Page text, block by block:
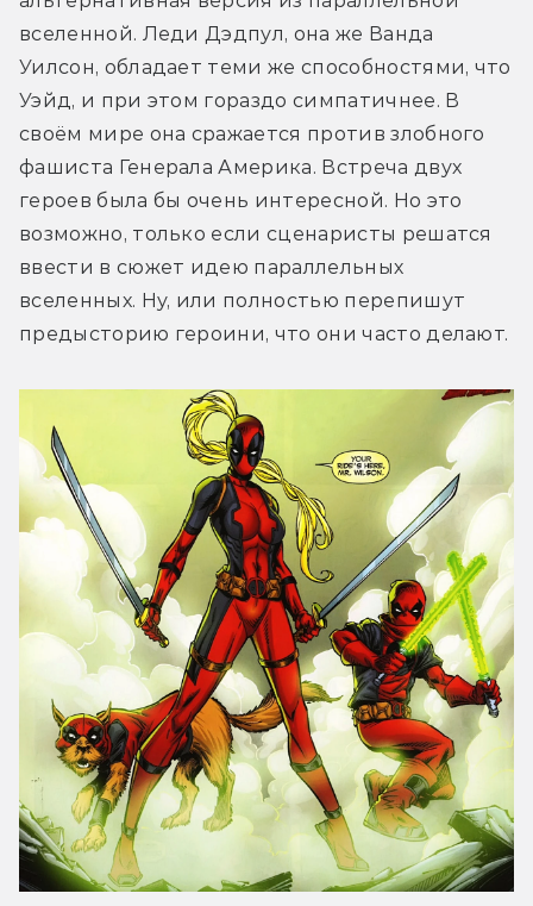
вселенной. Леди Дэдпул, она же Ванда
Уилсон, обладает теми же способностями, что
Уэйд, и при этом гораздо симпатичнее. В
своём мире она сражается против злобного
фашиста Генерала Америка. Встреча двух
героев была бы очень интересной. Но это
возможно, только если сценаристы решатся
ввести в сюжет идею параллельных
вселенных. Ну, или полностью перепишут
предысторию героини, что они часто делают.